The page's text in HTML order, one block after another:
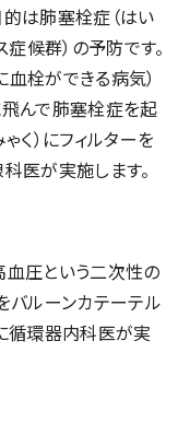
は肺塞栓症（はい
症候群）の予防です。
栓ができる病気）
んで肺塞栓症を起
く）にフィルターを
医が実施します。
圧という二次性の
バルーンカテーテル
循環器内科医が実